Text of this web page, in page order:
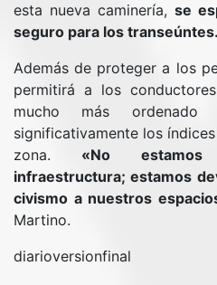
esta nueva caminería, se
seguro para los transeúntes.
Además de proteger a los
permitirá a los
mucho más
significativamente los
zona. «No estamos
infraestructura; estamos
civismo a nuestros
Martino.
diarioversionfinal